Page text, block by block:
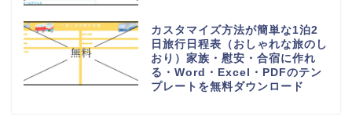
カスタマイズ方法が簡単な1泊2
日旅行日程表（おしゃれな旅のし
おり）家族・慰安・合宿に作れ
る・Word・Excel・PDFのテン
プレートを無料ダウンロード